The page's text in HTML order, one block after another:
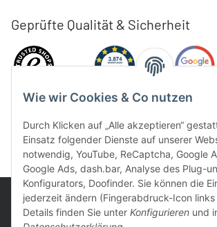
Wie wir Cookies & Co nutzen
Durch Klicken auf „Alle akzeptieren“
Einsatz folgender Dienste auf unserer
notwendig, YouTube, ReCaptcha, Google
Google Ads, dash.bar, Analyse des Plug-
Konfigurators, Doofinder. Sie können die
jederzeit ändern (Fingerabdruck-Icon
Details finden Sie unter Konfigurieren und
Geprüfte Qualität & Sicherheit